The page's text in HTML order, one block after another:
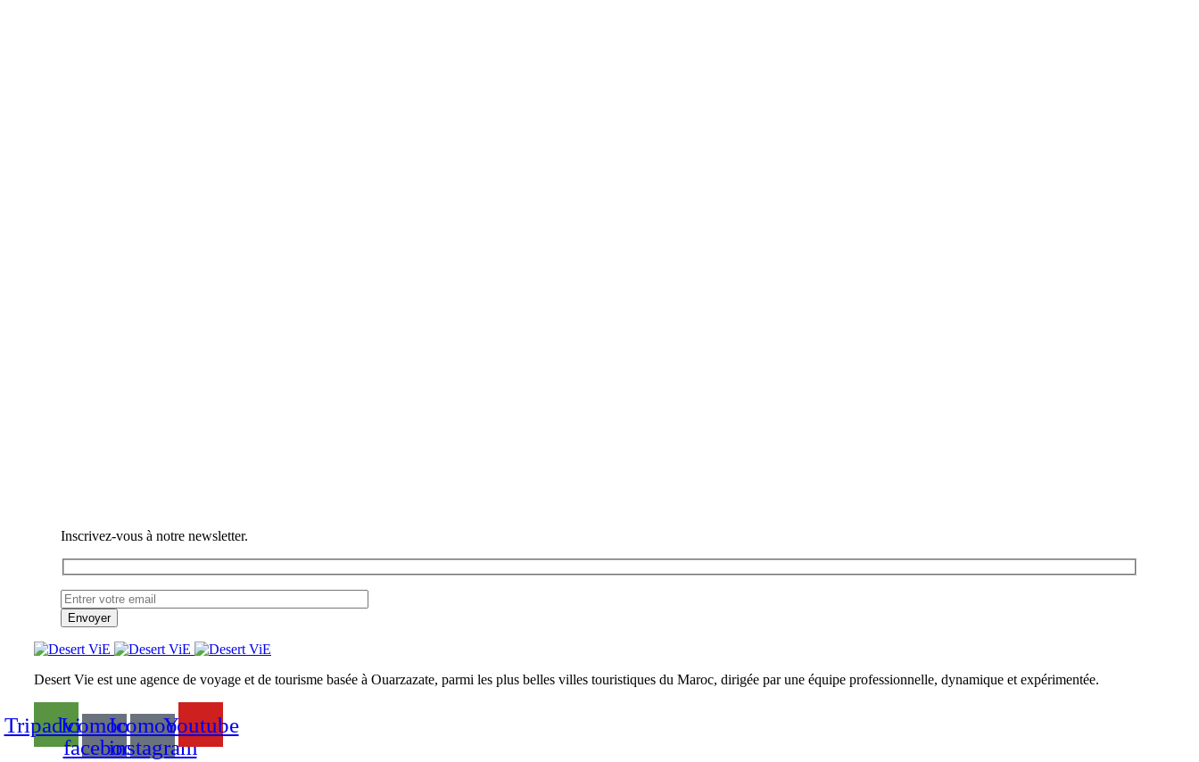
Inscrivez-vous à notre newsletter.
Desert Vie est une agence de voyage et de tourisme basée à Ouarzazate, parmi les plus belles villes touristiques du Maroc, dirigée par une équipe professionnelle, dynamique et expérimentée.
Tripadvisor
Icomoon-
facebook
Icomoon-
instagram
Youtube